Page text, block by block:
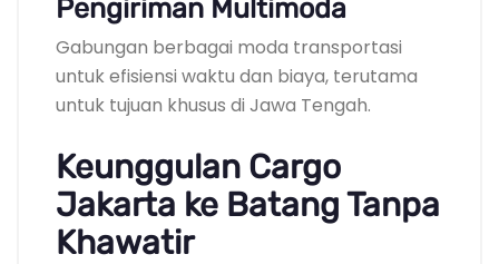
Pengiriman Multimoda
Gabungan berbagai moda transportasi
untuk efisiensi waktu dan biaya, terutama
untuk tujuan khusus di Jawa Tengah.
Keunggulan Cargo
Jakarta ke Batang Tanpa
Khawatir